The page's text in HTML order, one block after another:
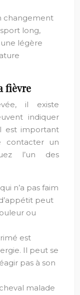
changement
long,
légère
fièvre
il existe
indiquer
est important
contacter un
l’un des
n’a pas faim
peut
ou
est
Il peut se
pas à son
malade